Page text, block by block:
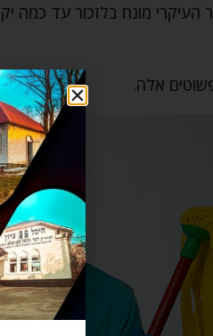
העיקרי מונח בלזכור עד כמה
אלה.